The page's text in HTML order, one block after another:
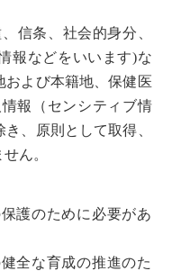
信条、社会的身分、
報などをいいます)な
および本籍地、保健医
報（センシティブ情
、原則として取得、
せん。
護のために必要があ
全な育成の推進のた